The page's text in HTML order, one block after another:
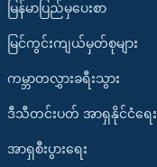
မြန်မာပြည်မှပေးစာ
မြင်ကွင်းကျယ်မှတ်စုများ
ကမ္ဘာတလွှားခရီးသွား
ဒီသီတင်းပတ် အာရှနိုင်ငံရေး
အာရှစီးပွားရေး